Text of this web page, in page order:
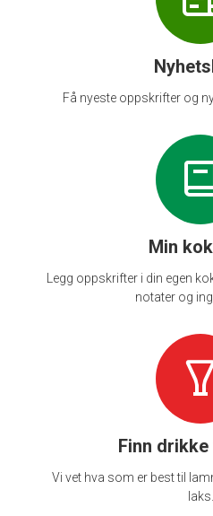
Få nyeste oppskrifter og
Min
Legg oppskrifter i din egen
notater og
Finn
Vi vet hva som er best til
laks.